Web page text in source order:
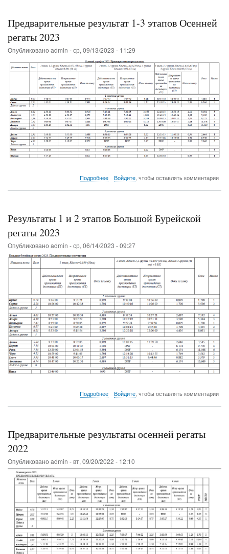
Капитанов
Предварительные результат 1-3 этапов Осенней
регаты 2023
Опубликовано admin -ср, 09/13/2023 - 11:29
Подробнеео
этапов
2023
Войдите, чтобы оставлять комментарии
Результаты 1 и 2 этапов Большой Бурейской
регаты 2023
Опубликовано admin -ср, 06/14/2023 - 09:27
Подробнеео
этапов
регаты
2023
Войдите, чтобы оставлять комментарии
Предварительные результаты осенней регаты
2022
Опубликовано admin -вт, 09/20/2022 - 12:10